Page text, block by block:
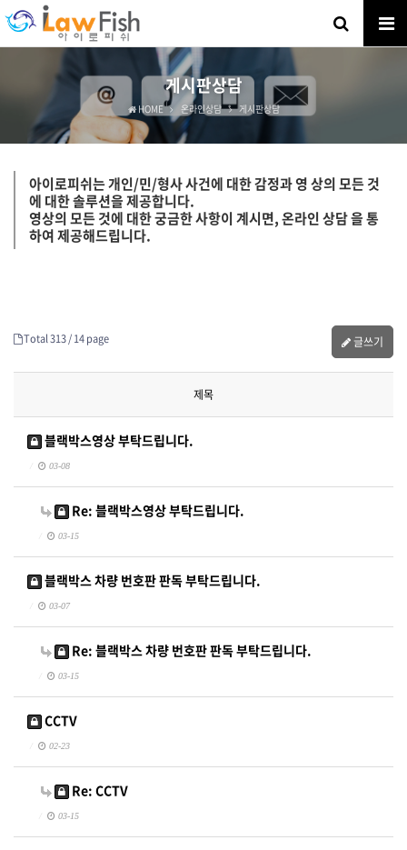
게시판상담
HOME 온라인상담 게시판상담
아이로피쉬는 개인/민/형사 사건에 대한 감정과 영 상의 모든 것
에 대한 솔루션을 제공합니다.
영상의 모든 것에 대한 궁금한 사항이 계시면, 온라인 상담 을 통
하여 제공해드립니다.
Total 313 /14 page 글쓰기
제목
블랙박스영상 부탁드립니다.
03-08
Re: 블랙박스영상 부탁드립니다.
03-15
블랙박스 차량 번호판 판독 부탁드립니다.
03-07
Re: 블랙박스 차량 번호판 판독 부탁드립니다.
03-15
CCTV
02-23
Re: CCTV
03-15